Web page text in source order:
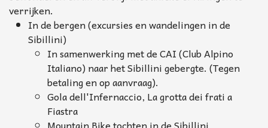
verrijken.
In de bergen (excursies en wandelingen in de
Sibillini)
In samenwerking met de CAI (Club Alpino
Italiano) naar het Sibillini gebergte. (Tegen
betaling en op aanvraag).
Gola dell'Infernaccio, La grotta dei frati a
Fiastra